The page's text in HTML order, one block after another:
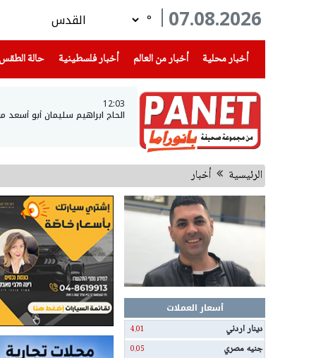
07.08.2026
°
أخبار محلية
(current) أخبار من العالم أخبار فلسطينية(current) حالة الطقس
12:03
الحاج ابراهيم سليمان أبو
الرئيسية أخبار
أسعار العملات
دينار اردني
4.01
جنيه مصري 0.05